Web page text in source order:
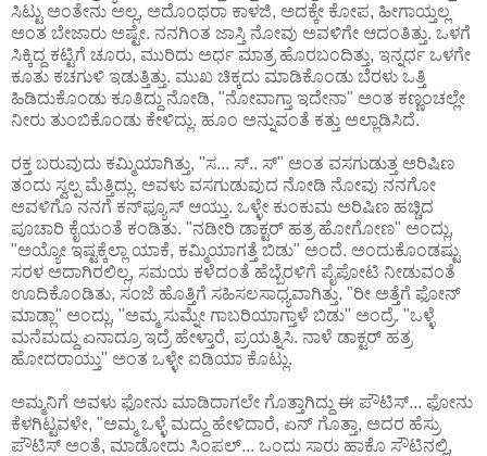
ಸಿಟ್ಟು ಅಂತೇನು ಅಲ್ಲ, ಅದೊಂಥರಾ ಕಾಳಜಿ, ಅದಕ್ಕೇ ಕೋಪ, ಹೀಗಾಯ್ತಲ್ಲ
ಅಂತ ಬೇಜಾರು ಅಷ್ಟೇ. ನನಗಿಂತ ಜಾಸ್ತಿ ನೋವು ಅವಳಿಗೇ ಆದಂತಿತ್ತು. ಒಳಗೆ
ಸಿಕ್ಕಿದ್ದ ಕಟ್ಟಿಗೆ ಚೂರು, ಮುರಿದು ಅರ್ಧ ಮಾತ್ರ ಹೊರಬಂದಿತ್ತು, ಇನ್ನರ್ಧ ಒಳಗೇ
ಕೂತು ಕಚಗುಳಿ ಇಡುತ್ತಿತ್ತು. ಮುಖ ಚಿಕ್ಕದು ಮಾಡಿಕೊಂಡು ಬೆರಳು ಒತ್ತಿ
ಹಿಡಿದುಕೊಂಡು ಕೂತಿದ್ದು ನೋಡಿ, "ನೋವಾಗ್ತಾ ಇದೇನಾ" ಅಂತ ಕಣ್ಣಂಚಲ್ಲೇ
ನೀರು ತುಂಬಿಕೊಂಡು ಕೇಳಿದ್ಲು. ಹೂಂ ಅನ್ನುವಂತೆ ಕತ್ತು ಅಲ್ಲಾಡಿಸಿದೆ.
ರಕ್ತ ಬರುವುದು ಕಮ್ಮಿಯಾಗಿತ್ತು, "ಸ... ಸ್.. ಸ್" ಅಂತ ವಸಗುಡುತ್ತ ಅರಿಷಿಣ
ತಂದು ಸ್ವಲ್ಪ ಮೆತ್ತಿದ್ಲು. ಅವಳು ವಸಗುಡುವುದ ನೋಡಿ ನೋವು ನನಗೋ
ಅವಳಿಗೊ ನನಗೆ ಕನ್‌ಫ್ಯೂಸ್ ಆಯ್ತು. ಒಳ್ಳೇ ಕುಂಕುಮ ಅರಿಷಿಣ ಹಚ್ಚಿದ
ಪೂಚಾರಿ ಕೈಯಂತೆ ಕಂಡಿತು. "ನಡೀರಿ ಡಾಕ್ಟರ್ ಹತ್ರ ಹೋಗೋಣ" ಅಂದ್ಲು,
"ಅಯ್ಯೋ ಇಷ್ಟಕ್ಕೆಲ್ಲಾ ಯಾಕೆ, ಕಮ್ಮಿಯಾಗತ್ತೆ ಬಿಡು" ಅಂದೆ. ಅಂದುಕೊಂಡಷ್ಟು
ಸರಳ ಅದಾಗಿರಲಿಲ್ಲ, ಸಮಯ ಕಳೆದಂತೆ ಹೆಬ್ಬೆರಳಿಗೆ ಪೈಪೋಟಿ ನೀಡುವಂತೆ
ಊದಿಕೊಂಡಿತು, ಸಂಜೆ ಹೊತ್ತಿಗೆ ಸಹಿಸಲಸಾಧ್ಯವಾಗಿತ್ತು. "ರೀ ಅತ್ತೆಗೆ ಫೋನ್
ಮಾಡ್ಲಾ" ಅಂದ್ಲು, "ಅಮ್ಮ ಸುಮ್ನೇ ಗಾಬರಿಯಾಗ್ತಾಳೆ ಬಿಡು" ಅಂದ್ರೆ. "ಒಳ್ಳೆ
ಮನೆಮದ್ದು ಏನಾದ್ರೂ ಇದ್ರೆ ಹೇಳ್ತಾರೆ, ಪ್ರಯತ್ನಿಸಿ. ನಾಳೆ ಡಾಕ್ಟರ್ ಹತ್ರ
ಹೋದರಾಯ್ತು" ಅಂತ ಒಳ್ಳೇ ಐಡಿಯಾ ಕೊಟ್ಲು.
ಅಮ್ಮನಿಗೆ ಅವಳು ಫೋನು ಮಾಡಿದಾಗಲೇ ಗೊತ್ತಾಗಿದ್ದು ಈ ಪೌಟಿಸ್... ಫೋನು
ಕೆಳಗಿಟ್ಟವಳೇ, "ಅಮ್ಮ ಒಳ್ಳೆ ಮದ್ದು ಹೇಳಿದಾರೆ, ಏನ್ ಗೊತ್ತಾ, ಅದರ ಹೆಸ್ರು
ಪೌಟಿಸ್ ಅಂತೆ, ಮಾಡೋದು ಸಿಂಪಲ್... ಒಂದು ಸಾರು ಹಾಕೊ ಸೌಟಿನಲ್ಲಿ,